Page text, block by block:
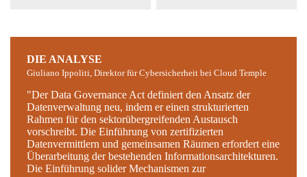
DIE ANALYSE
Giuliano Ippoliti, Direktor für Cybersicherheit bei Cloud Temple
"Der Data Governance Act definiert den Ansatz der
Datenverwaltung neu, indem er einen strukturierten
Rahmen für den sektorübergreifenden Austausch
vorschreibt. Die Einführung von zertifizierten
Datenvermittlern und gemeinsamen Räumen erfordert eine
Überarbeitung der bestehenden Informationsarchitekturen.
Die Einführung solider Mechanismen zur